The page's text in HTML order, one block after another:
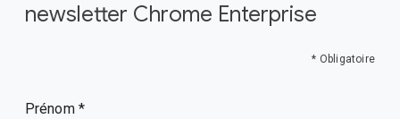
newsletter Chrome Enterprise
* Obligatoire
Prénom